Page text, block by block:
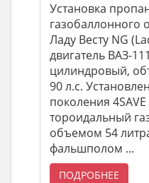
Установка
газобаллонного
Ладу Весту NG
двигатель ВАЗ-
цилиндровый,
90 л.с.
поколения
тороидальный
объемом 54
фальшполом ...
ПОДРОБНЕЕ